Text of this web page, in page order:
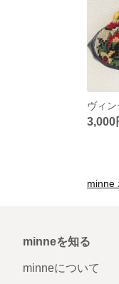
ヴィ
3,000
minne
minneを知る
minneについて